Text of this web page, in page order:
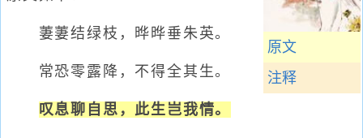
原文
注释
萋萋结绿枝，晔晔垂朱英。
常恐零露降，不得全其生。
叹息聊自思，此生岂我情。